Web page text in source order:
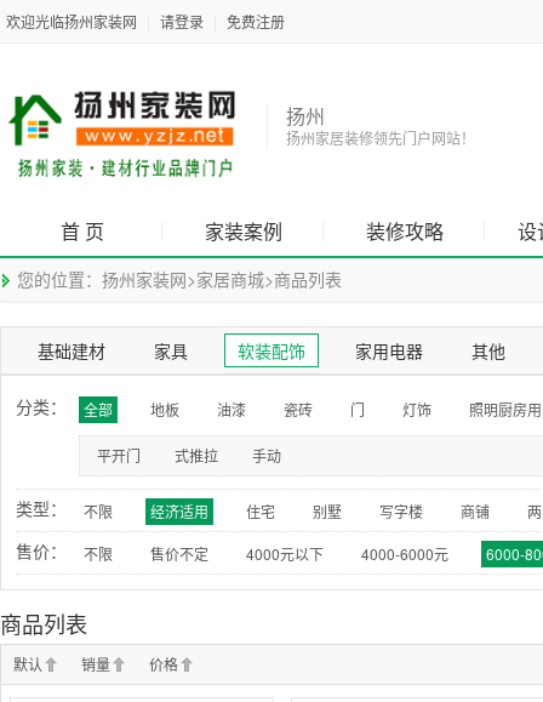
欢迎光临扬州家装网 请登录 免费注册
扬州
扬州家居装修领先门户网站！
首 页 家装案例 装修攻略 设
您的位置： 扬州家装网>家居商城>商品列表
基础建材 家具 软装配饰 家用电器 其他
分类： 全部 地板 油漆 瓷砖 门 灯饰 照明厨房
平开门 式推拉 手动
类型： 不限 经济适用 住宅 别墅 写字楼 商铺
售价： 不限 售价不定 4000元以下 4000-6000元 6000-
商品列表
默认 销量 价格